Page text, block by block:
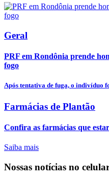
Geral
PRF em Rondônia prende
fogo
Após tentativa de fuga, o indivíduo
Farmácias de Plantão
Confira as farmácias que
Saiba mais
Nossas notícias no